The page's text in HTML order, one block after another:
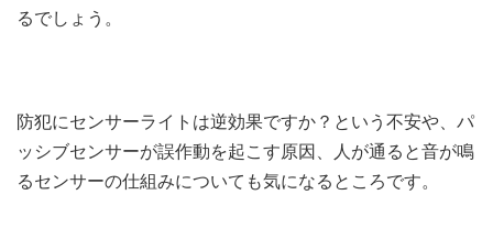
るでしょう。
防犯にセンサーライトは逆効果ですか？という不安や、パ
ッシブセンサーが誤作動を起こす原因、人が通ると音が鳴
るセンサーの仕組みについても気になるところです。